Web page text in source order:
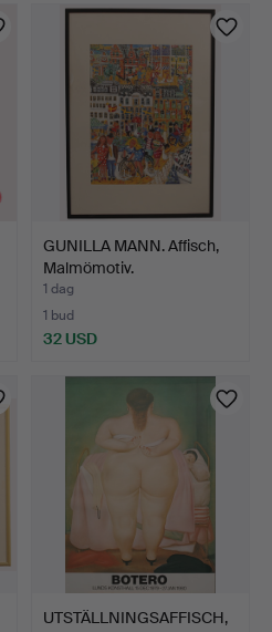
GUNILLA MANN. Affisch,
Malmömotiv.
1 dag
1 bud
32 USD
UTSTÄLLNINGSAFFISCH,